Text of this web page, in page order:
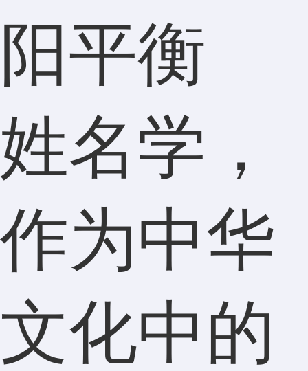
阳平衡
姓名学，
作为中华
文化中的